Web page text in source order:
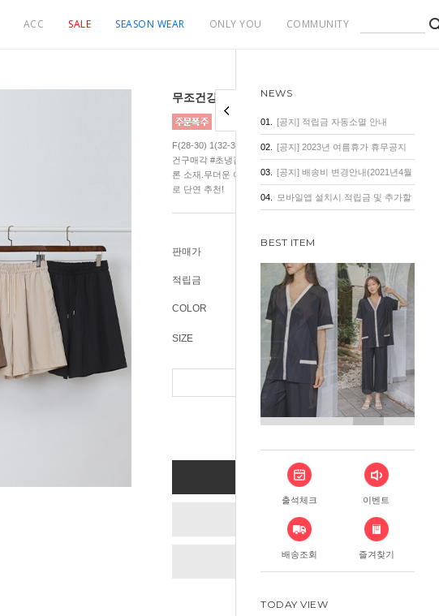
ACC SALE SEASON WEAR ONLY YOU COMMUNITY
NEWS
01. [공지] 적립금 자동소멸 안내
02. [공지] 2023년 여름휴가 휴무공지
03. [공지] 배송비 변경안내(2021년4월
1일 기준)
04. 모바일앱 설치시 적립금 및 추가할
BEST ITEM
출석체크 이벤트
배송조회 즐겨찾기
TODAY VIEW
무조건강추! 쿨썸머 와샤 5부 반바지
F(28-30) 1(32-34) 2(36-38) 89차 리오더! 불랙 5/12입고! 주문폭주!!
건구매각 #초냉감반바지 #휘뚜루마뚜루 쿨링감이 전해지는 바스락
론 소재.무더운 여름에 주구장창 휘뚜루 마뚜루 간편하게 입기 좋은
로 단연 추천!
판매가
적립금 100원
COLOR
SIZE
총 상품 금액
BUY NOW
ADD TO CART
WISH LIST